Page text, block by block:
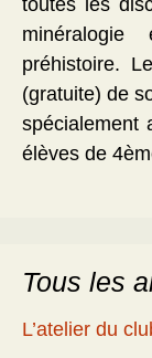
toutes les
minéralogie
préhistoire.
(gratuite) de
spécialement
élèves de
Tous les
L’atelier du